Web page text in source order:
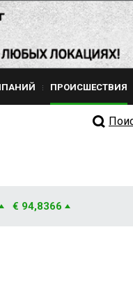
ПРОИСШЕСТВИЯ
€ 94,8366